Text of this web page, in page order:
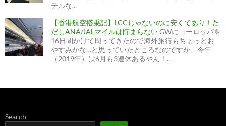
テルな...
【香港航空搭乗記】LCCじゃないのに安くてあり！た
だしANA/JALマイルは貯まらないGWにヨーロッパを
16日間かけて周ってきたので海外旅行もちょっとお
やすみかな…と思っていたところなのですが、今年
（2019年）は6月も3連休あるやん！...
Search